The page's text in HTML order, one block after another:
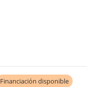
Financiación disponible